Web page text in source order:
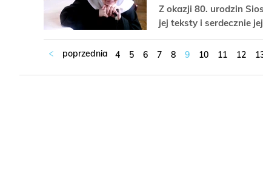
Z okazji 80. urodzin
jej teksty i serdecznie
4 5 6 7 8 9 10 11 12